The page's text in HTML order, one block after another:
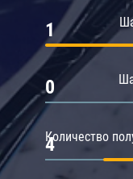
1
0
Количество
4